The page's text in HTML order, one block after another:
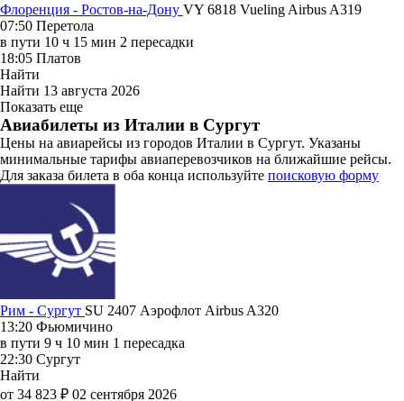
Флоренция - Ростов-на-Дону VY 6818 Vueling Airbus A319
07:50 Перетола
в пути 10 ч 15 мин 2 пересадки
18:05 Платов
Найти
Найти 13 августа 2026
Показать еще
Авиабилеты из Италии в Сургут
Цены на авиарейсы из городов Италии в Сургут. Указаны
минимальные тарифы авиаперевозчиков на ближайшие рейсы.
Для заказа билета в оба конца используйте поисковую форму
Рим - Сургут SU 2407 Аэрофлот Airbus A320
13:20 Фьюмичино
в пути 9 ч 10 мин 1 пересадка
22:30 Сургут
Найти
от 34 823 ₽ 02 сентября 2026